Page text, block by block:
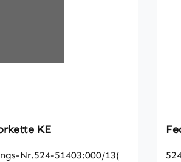
Elevatorkette KE
Nr.524-51403:000/13(